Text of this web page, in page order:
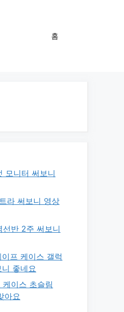
홈
모니터 써보니
라 써보니 영상
반 2주 써보니
프 케이스 갤럭
좋네요
이스 초슬림
아요